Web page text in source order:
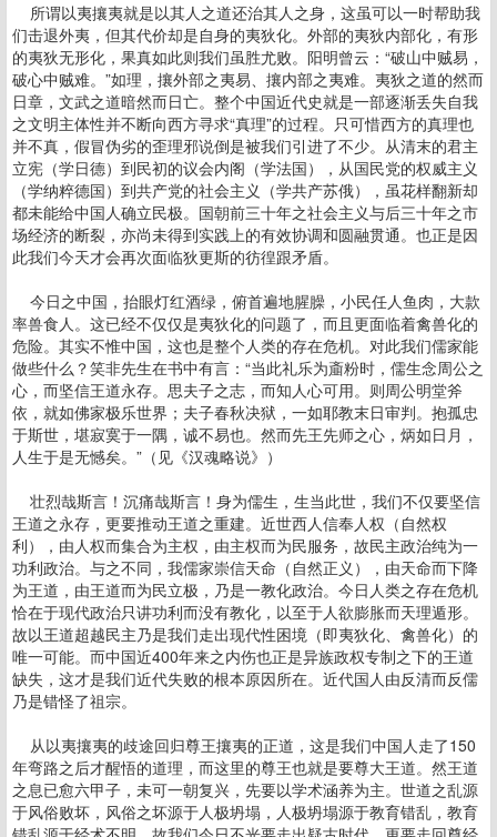
所谓以夷攘夷就是以其人之道还治其人之身，这虽可以一时帮助我
们击退外夷，但其代价却是自身的夷狄化。外部的夷狄内部化，有形
的夷狄无形化，果真如此则我们虽胜尤败。阳明曾云：“破山中贼易，
破心中贼难。”如理，攘外部之夷易、攘内部之夷难。夷狄之道的然而
日章，文武之道暗然而日亡。整个中国近代史就是一部逐渐丢失自我
之文明主体性并不断向西方寻求“真理”的过程。只可惜西方的真理也
并不真，假冒伪劣的歪理邪说倒是被我们引进了不少。从清末的君主
立宪（学日德）到民初的议会内阁（学法国），从国民党的权威主义
（学纳粹德国）到共产党的社会主义（学共产苏俄），虽花样翻新却
都未能给中国人确立民极。国朝前三十年之社会主义与后三十年之市
场经济的断裂，亦尚未得到实践上的有效协调和圆融贯通。也正是因
此我们今天才会再次面临狄更斯的彷徨跟矛盾。
今日之中国，抬眼灯红酒绿，俯首遍地腥臊，小民任人鱼肉，大款
率兽食人。这已经不仅仅是夷狄化的问题了，而且更面临着禽兽化的
危险。其实不惟中国，这也是整个人类的存在危机。对此我们儒家能
做些什么？笑非先生在书中有言：“当此礼乐为齑粉时，儒生念周公之
心，而坚信王道永存。思夫子之志，而知人心可用。则周公明堂斧
依，就如佛家极乐世界；夫子春秋决狱，一如耶教末日审判。抱孤忠
于斯世，堪寂寞于一隅，诚不易也。然而先王先师之心，炳如日月，
人生于是无憾矣。”（见《汉魂略说》）
壮烈哉斯言！沉痛哉斯言！身为儒生，生当此世，我们不仅要坚信
王道之永存，更要推动王道之重建。近世西人信奉人权（自然权
利），由人权而集合为主权，由主权而为民服务，故民主政治纯为一
功利政治。与之不同，我儒家崇信天命（自然正义），由天命而下降
为王道，由王道而为民立极，乃是一教化政治。今日人类之存在危机
恰在于现代政治只讲功利而没有教化，以至于人欲膨胀而天理遁形。
故以王道超越民主乃是我们走出现代性困境（即夷狄化、禽兽化）的
唯一可能。而中国近400年来之内伤也正是异族政权专制之下的王道
缺失，这才是我们近代失败的根本原因所在。近代国人由反清而反儒
乃是错怪了祖宗。
从以夷攘夷的歧途回归尊王攘夷的正道，这是我们中国人走了150
年弯路之后才醒悟的道理，而这里的尊王也就是要尊大王道。然王道
之息已愈六甲子，未可一朝复兴，先要以学术涵养为主。世道之乱源
于风俗败坏，风俗之坏源于人极坍塌，人极坍塌源于教育错乱，教育